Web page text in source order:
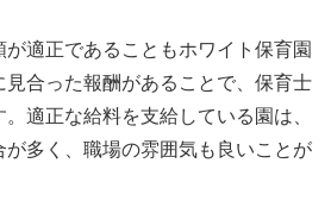
適正であることもホワイト保育園
合った報酬があることで、保育士
適正な給料を支給している園は、
が多く、職場の雰囲気も良いことが